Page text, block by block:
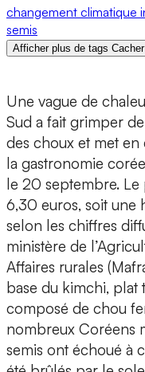
changement climatique
semis
Afficher plus de tags
Une vague de
Sud a fait grimper
des choux et met
la gastronomie
le 20 septembre. Le
6,30 euros, soit une
selon les chiffres
ministère de
Affaires rurales
base du kimchi,
composé de chou
nombreux Coréens
semis ont échoué à